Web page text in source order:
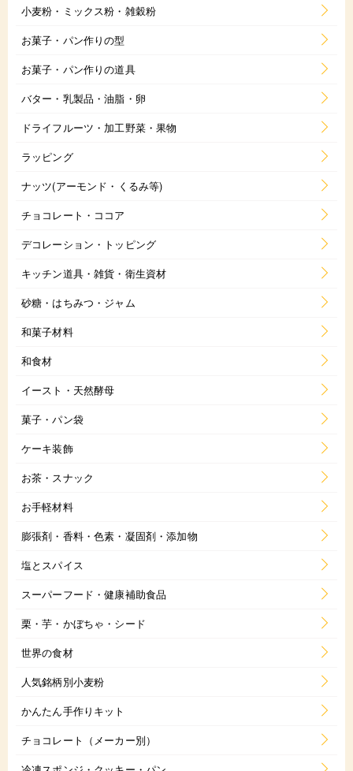
小麦粉・ミックス粉・雑穀粉
お菓子・パン作りの型
お菓子・パン作りの道具
バター・乳製品・油脂・卵
ドライフルーツ・加工野菜・果物
ラッピング
ナッツ(アーモンド・くるみ等)
チョコレート・ココア
デコレーション・トッピング
キッチン道具・雑貨・衛生資材
砂糖・はちみつ・ジャム
和菓子材料
和食材
イースト・天然酵母
菓子・パン袋
ケーキ装飾
お茶・スナック
お手軽材料
膨張剤・香料・色素・凝固剤・添加物
塩とスパイス
スーパーフード・健康補助食品
栗・芋・かぼちゃ・シード
世界の食材
人気銘柄別小麦粉
かんたん手作りキット
チョコレート（メーカー別）